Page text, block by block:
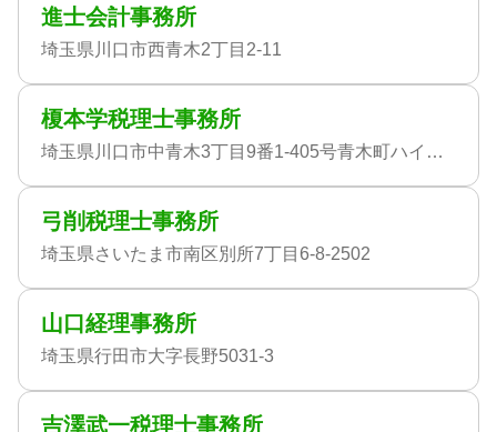
進士会計事務所
埼玉県川口市西青木2丁目2-11
榎本学税理士事務所
埼玉県川口市中青木3丁目9番1-405号青木町ハイツ1号棟
弓削税理士事務所
埼玉県さいたま市南区別所7丁目6-8-2502
山口経理事務所
埼玉県行田市大字長野5031-3
吉澤武一税理士事務所